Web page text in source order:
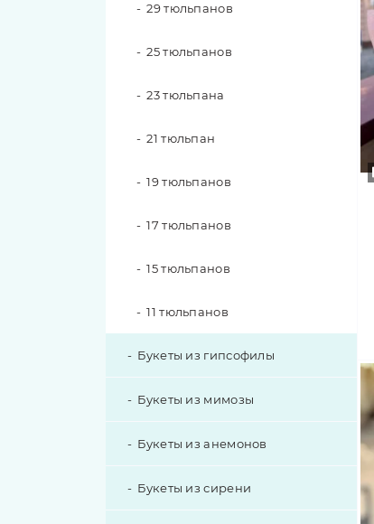
Розы Playa Blanca
Розы Red Piano
Розы Shimmer
Розы White O'hara
29 тюльпанов
25 тюльпанов
23 тюльпана
21 тюльпан
19 тюльпанов
17 тюльпанов
15 тюльпанов
11 тюльпанов
Букеты из гипсофилы
Букеты из мимозы
Букеты из анемонов
Букеты из сирени